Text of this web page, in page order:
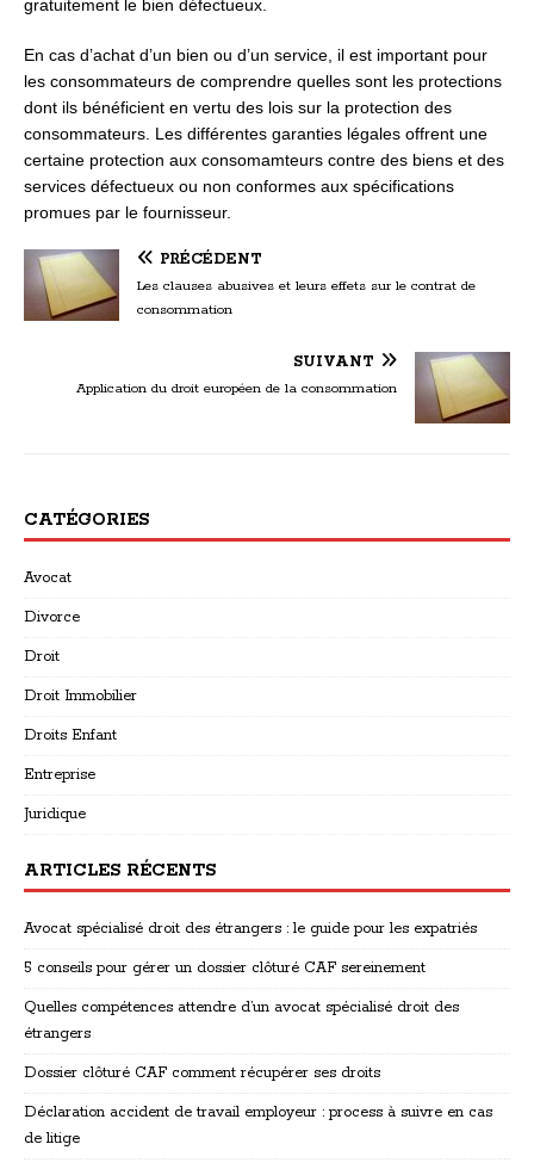
gratuitement le bien défectueux.
En cas d’achat d’un bien ou d’un service, il est important pour
les consommateurs de comprendre quelles sont les protections
dont ils bénéficient en vertu des lois sur la protection des
consommateurs. Les différentes garanties légales offrent une
certaine protection aux consomamteurs contre des biens et des
services défectueux ou non conformes aux spécifications
promues par le fournisseur.
PRÉCÉDENT
Les clauses abusives et leurs effets sur le contrat de
consommation
SUIVANT
Application du droit européen de la consommation
CATÉGORIES
Avocat
Divorce
Droit
Droit Immobilier
Droits Enfant
Entreprise
Juridique
ARTICLES RÉCENTS
Avocat spécialisé droit des étrangers : le guide pour les expatriés
5 conseils pour gérer un dossier clôturé CAF sereinement
Quelles compétences attendre d’un avocat spécialisé droit des
étrangers
Dossier clôturé CAF comment récupérer ses droits
Déclaration accident de travail employeur : process à suivre en cas
de litige